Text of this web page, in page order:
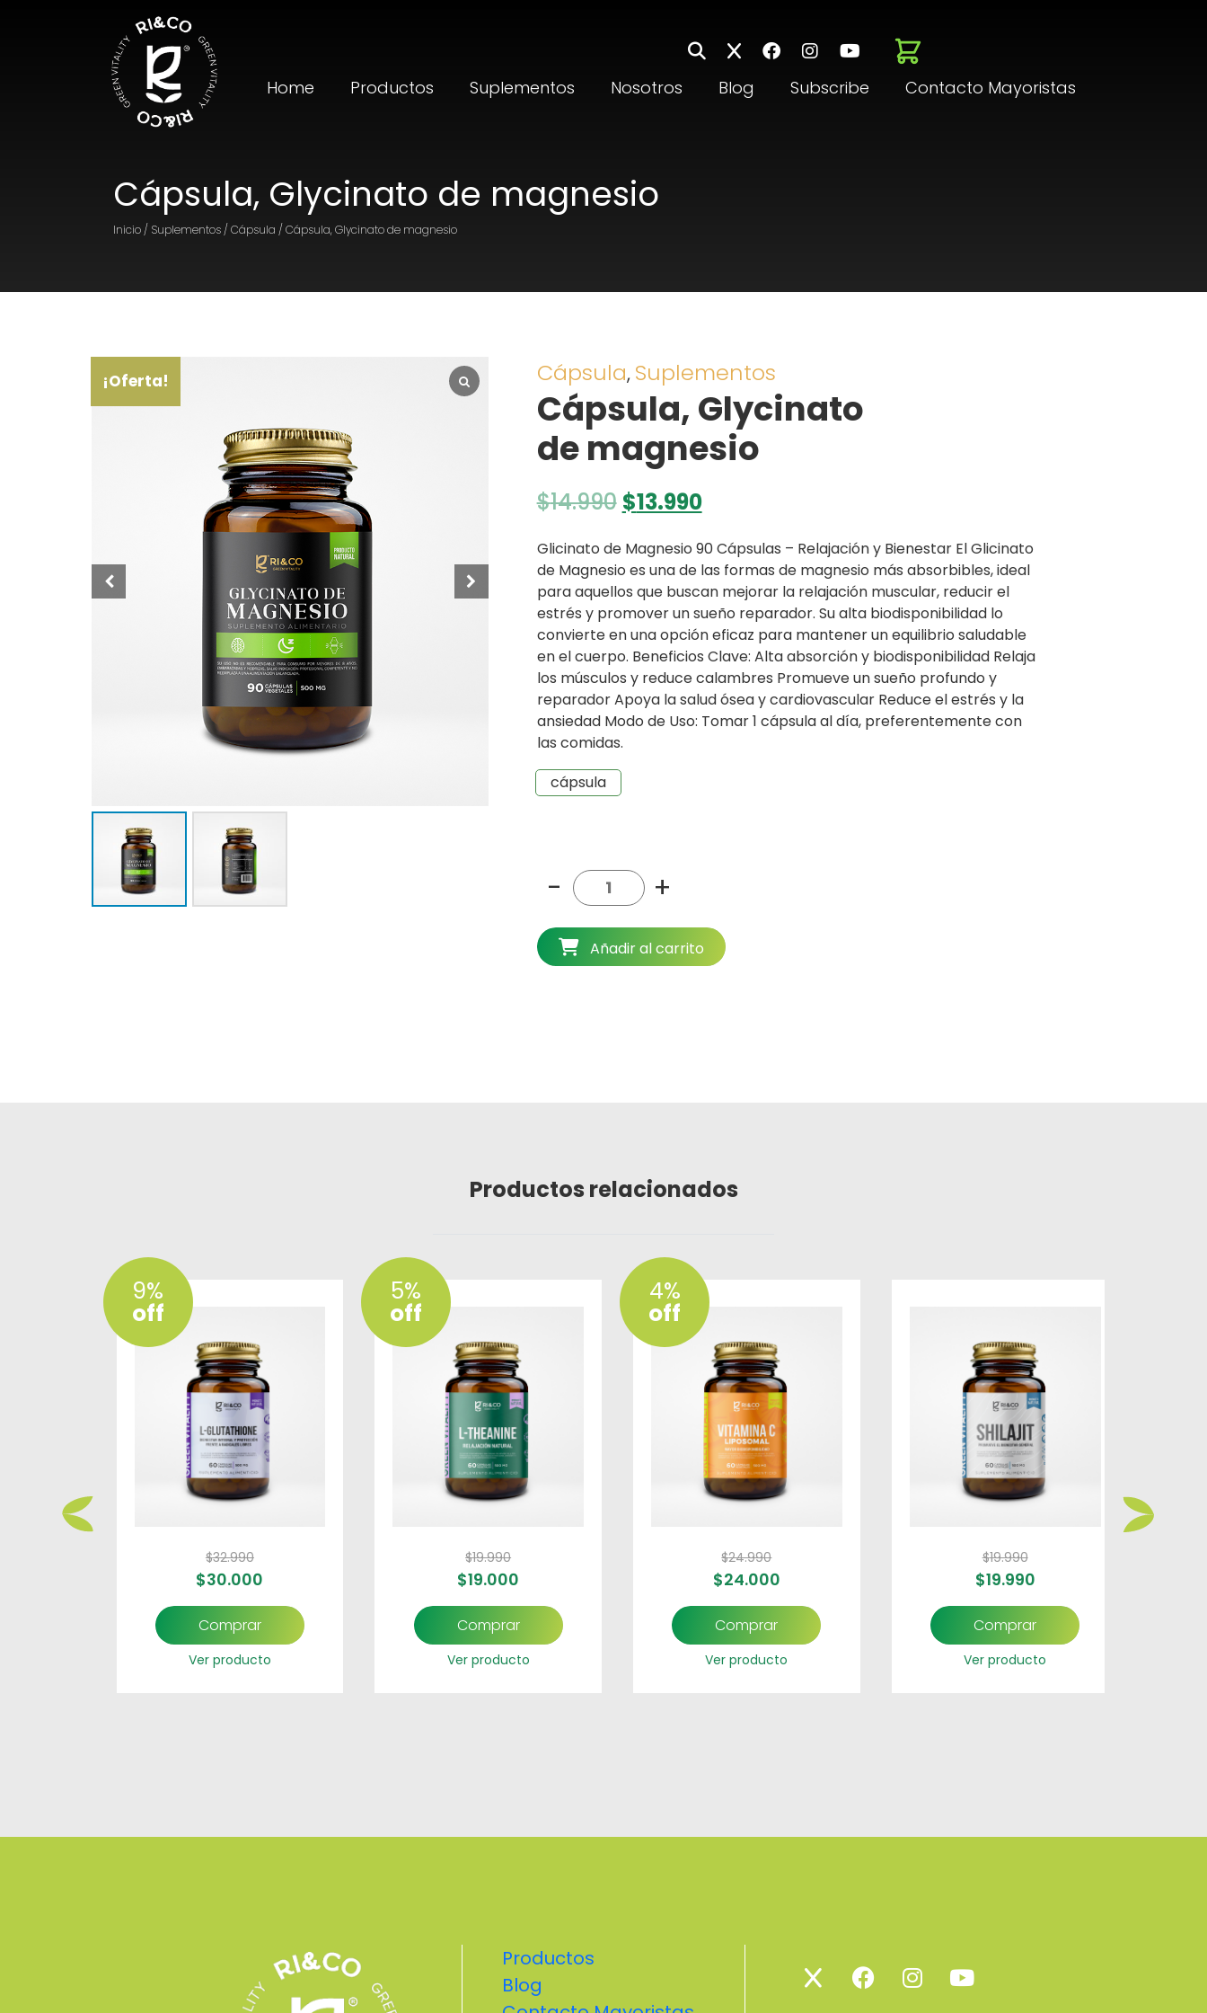
Home Productos Suplementos Nosotros Blog Subscribe Contacto Mayoristas
Cápsula, Glycinato de magnesio
Inicio / Suplementos / Cápsula / Cápsula, Glycinato de magnesio
¡Oferta! Cápsula, Suplementos
Cápsula, Glycinato
de magnesio
$14.990 El
original
era:
$14.990.
$13.990El
actual
es:
$13.990.
Glicinato de Magnesio 90 Cápsulas – Relajación y Bienestar El Glicinato
de Magnesio es una de las formas de magnesio más absorbibles, ideal
para aquellos que buscan mejorar la relajación muscular, reducir el
estrés y promover un sueño reparador. Su alta biodisponibilidad lo
convierte en una opción eficaz para mantener un equilibrio saludable
en el cuerpo. Beneficios Clave: Alta absorción y biodisponibilidad Relaja
los músculos y reduce calambres Promueve un sueño profundo y
reparador Apoya la salud ósea y cardiovascular Reduce el estrés y la
ansiedad Modo de Uso: Tomar 1 cápsula al día, preferentemente con
las comidas.
cápsula
- +
Añadir al carrito
Productos relacionados
9%
off
$32.990
$30.000
Comprar
Ver producto
5%
off
$19.990
$19.000
Comprar
Ver producto
4%
off
$24.990
$24.000
Comprar
Ver producto
$19.990
$19.990
Comprar
Ver producto
Productos
Blog